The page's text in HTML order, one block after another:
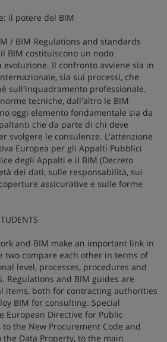
il potere del BIM
/ BIM Regulations and standards
BIM costituiscono un nodo
Il confronto avviene sia in
sia sui processi, che
sull'inquadramento professionale.
tecniche, dall'altro le BIM
oggi elemento fondamentale sia da
che da parte di chi deve
svolgere le consulenze. L'attenzione
Europea per gli Appalti Pubblici
degli Appalti e il BIM (Decreto
dei dati, sulle responsabilità, sui
assicurative e sulle forme
and BIM make an important link in
two compare each other in terms of
level, processes, procedures and
Regulations and BIM guides are
items, both for contracting authorities
BIM for consulting. Special
European Directive for Public
to the New Procurement Code and
the Data Property, to the main